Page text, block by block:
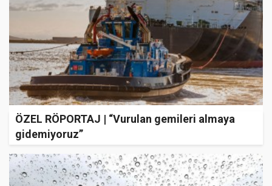
ÖZEL RÖPORTAJ | “Vurulan gemileri almaya
gidemiyoruz”